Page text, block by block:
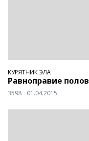
КУРЯТНИК ЭЛА
Равноправие полов
3598 01.04.2015